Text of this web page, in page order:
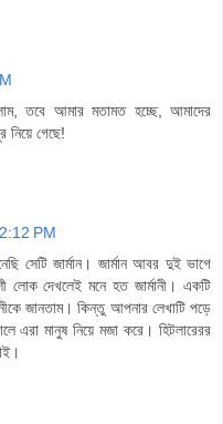
তবে আমার মতামত হচ্ছে, আমাদের
নিয়ে গেছে!
PM
সেটি জার্মান। জার্মান আবর দুই ভাগে
লোক দেখলেই মনে হত জার্মানী। একটি
জানতাম। কিন্তু আপনার লেখাটি পড়ে
মানুষ নিয়ে মজা করে। হিটলারেরর